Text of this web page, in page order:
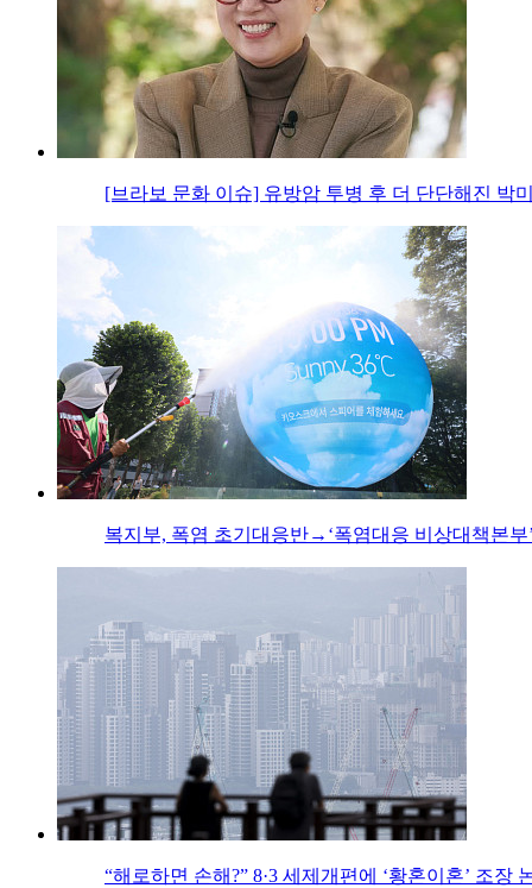
[브라보 문화 이슈] 유방암 투병 후 더 단단해진 박
복지부, 폭염 초기대응반→‘폭염대응 비상대책본부
“해로하면 손해?” 8·3 세제개편에 ‘황혼이혼’ 조장